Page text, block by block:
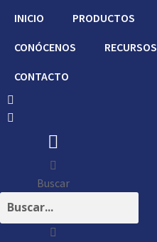
INICIO PRODUCTOS
CONÓCENOS RECURSOS
CONTACTO
Buscar